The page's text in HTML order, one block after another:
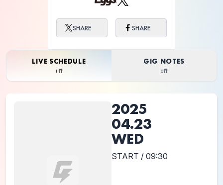
SHARE SHARE
LIVE SCHEDULE
1件
GIG NOTES
0件
2025
04.23
WED
START / 09:30